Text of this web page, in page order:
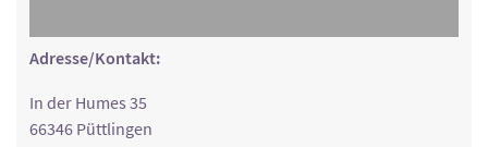
Adresse/Kontakt:
In der Humes 35
66346 Püttlingen